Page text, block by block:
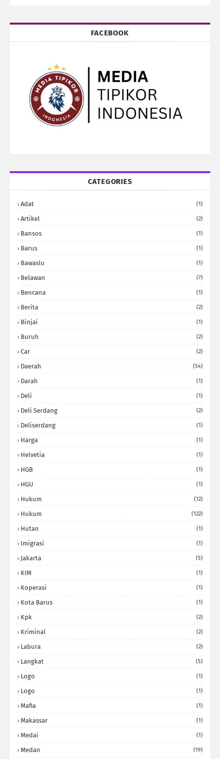
FACEBOOK
CATEGORIES
Adat (1)
Artikel (2)
Bansos (1)
Barus (1)
Bawaslu (1)
Belawan (7)
Bencana (1)
Berita (2)
Binjai (1)
Buruh (2)
Car (2)
Daerah (54)
Darah (1)
Deli (1)
Deli Serdang (2)
Deliserdang (1)
Harga (1)
Helvetia (1)
HGB (1)
HGU (1)
Hukum (12)
Hukum (122)
Hutan (1)
Imigrasi (1)
Jakarta (5)
KIM (1)
Koperasi (1)
Kota Barus (1)
Kpk (2)
Kriminal (2)
Labura (2)
Langkat (5)
Logo (1)
Logo (1)
Mafia (1)
Makassar (1)
Medai (1)
Medan (19)